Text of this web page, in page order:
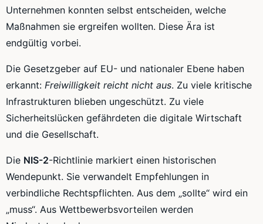
Unternehmen konnten selbst entscheiden, welche
Maßnahmen sie ergreifen wollten. Diese Ära ist
endgültig vorbei.
Die Gesetzgeber auf EU- und nationaler Ebene haben
erkannt: Freiwilligkeit reicht nicht aus. Zu viele kritische
Infrastrukturen blieben ungeschützt. Zu viele
Sicherheitslücken gefährdeten die digitale Wirtschaft
und die Gesellschaft.
Die NIS-2-Richtlinie markiert einen historischen
Wendepunkt. Sie verwandelt Empfehlungen in
verbindliche Rechtspflichten. Aus dem „sollte“ wird ein
„muss“. Aus Wettbewerbsvorteilen werden